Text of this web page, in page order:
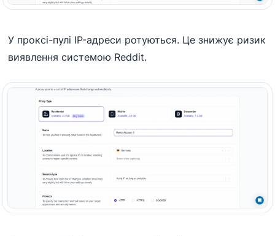
У проксі-пулі IP-адреси ротуються. Це знижує ризик
виявлення системою Reddit.